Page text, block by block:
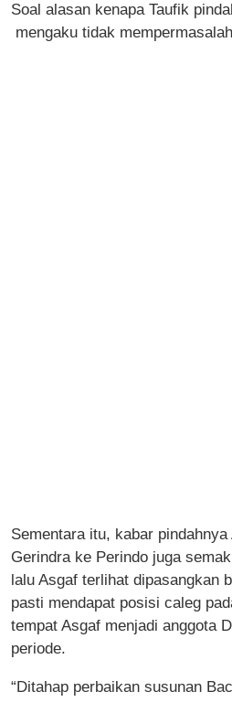
Soal alasan kenapa Taufik
mengaku tidak
Sementara itu, kabar
Gerindra ke Perindo juga
lalu Asgaf terlihat dipasangkan
pasti mendapat posisi caleg
tempat Asgaf menjadi anggota
periode.
“Ditahap perbaikan susunan